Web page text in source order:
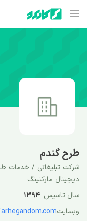
طرح گندم
شرکت تبلیغاتی / خدمات
دیجیتال مارکتینگ
سال تاسیس 1394
وبسایت